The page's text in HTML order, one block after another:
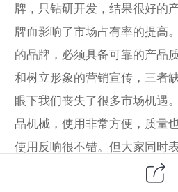
牌，只钻研开发，结果很好的
牌而影响了市场占有率的提高
的品牌，必须具备可靠的产品
和树立形象的营销宣传，三者
眼下我们丧失了很多市场机遇
品机械，使用非常方便，质量
使用反响很不错。但大家同时
过这种产品，在本省绝大多数